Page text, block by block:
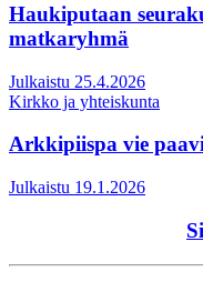
Haukiputaan
matkaryhmä
Julkaistu 25.4.2026
Kirkko ja yhteiskunta
Arkkipiispa vie
Julkaistu 19.1.2026